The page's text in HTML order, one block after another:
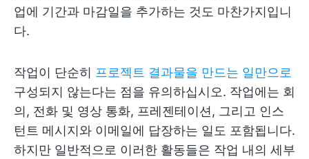
업에 기간과 마감일을 추가하는 것도 마찬가지입니
다.
작업이 단순히 프로젝트 결과물을 만드는 일만으로
구성되지 않는다는 점을 유의하십시오. 작업에는 회
의, 전화 및 영상 통화, 프레젠테이션, 그리고 인스
턴트 메시지와 이메일에 답장하는 일도 포함됩니다.
하지만 일반적으로 이러한 활동들은 작업 내의 세부